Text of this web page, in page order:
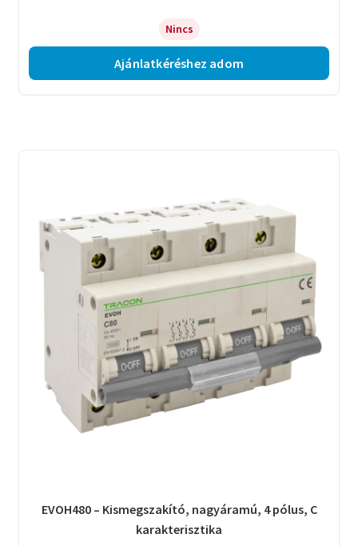
Nincs
Ajánlatkéréshez adom
EVOH480 – Kismegszakító, nagyáramú, 4 pólus, C
karakterisztika